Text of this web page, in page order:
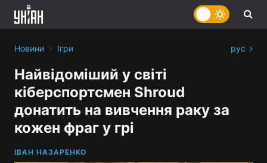
Новини › Ігри рус
Найвідоміший у світі
кіберспортсмен Shroud
донатить на вивчення раку за
кожен фраг у грі
ІВАН НАЗАРЕНКО